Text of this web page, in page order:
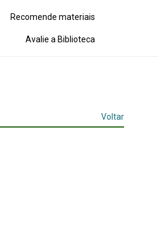
Recomende materiais
Avalie a Biblioteca
Voltar